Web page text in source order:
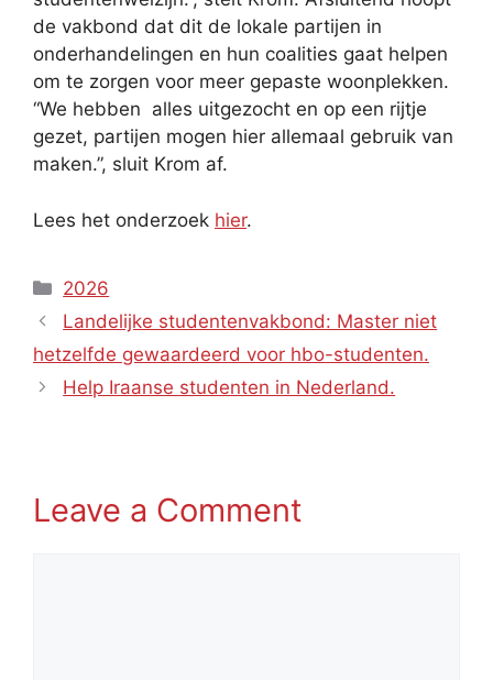
de vakbond dat dit de lokale partijen in
onderhandelingen en hun coalities gaat helpen
om te zorgen voor meer gepaste woonplekken.
“We hebben alles uitgezocht en op een rijtje
gezet, partijen mogen hier allemaal gebruik van
maken.”, sluit Krom af.
Lees het onderzoek hier.
Categories
2026
Landelijke studentenvakbond: Master niet
hetzelfde gewaardeerd voor hbo-studenten.
Help Iraanse studenten in Nederland.
Leave a Comment